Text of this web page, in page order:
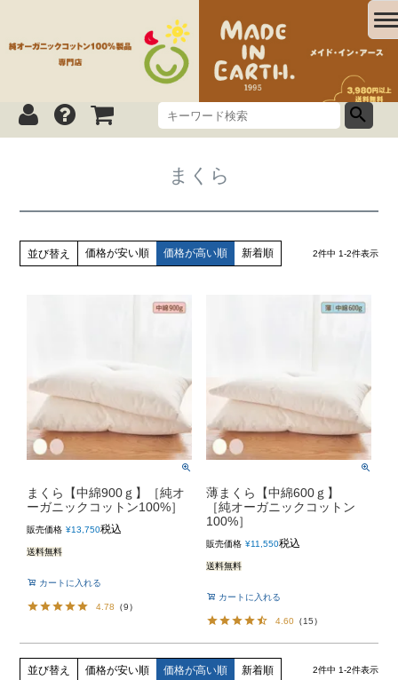
まくら
並び替え 価格が安い順 価格が高い順 新着順 2件中 1-2件表示
まくら【中綿900ｇ】［純オ
ーガニックコットン100%］
販売価格 ¥13,750税込
送料無料
カートに入れる
4.78 （9）
薄まくら【中綿600ｇ】
［純オーガニックコットン
100%］
販売価格 ¥11,550税込
送料無料
カートに入れる
4.60 （15）
並び替え 価格が安い順 価格が高い順 新着順 2件中 1-2件表示